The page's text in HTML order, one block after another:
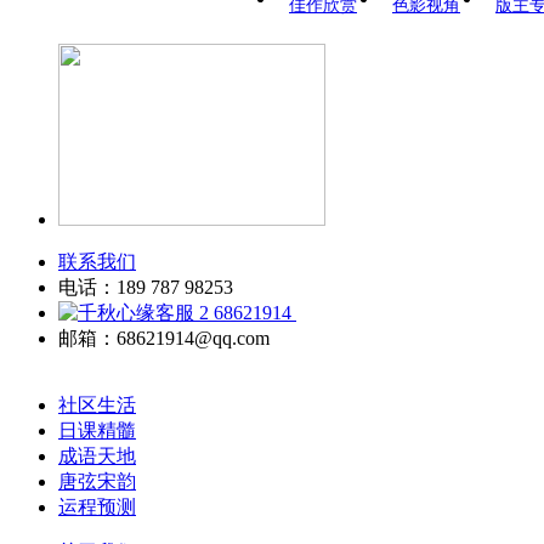
佳作欣赏
色影视角 版主
联系我们
电话：189 787 98253
68621914
邮箱：68621914@qq.com
社区生活
日课精髓
成语天地
唐弦宋韵
运程预测